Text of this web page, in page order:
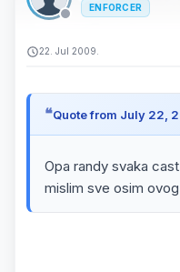
ENFORCER
22. Jul 2009.
Quote from July 22,
Opa randy svaka
mislim sve osim